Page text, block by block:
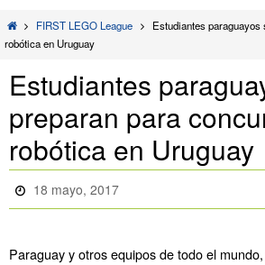
FIRST LEGO League
Estudiantes
robótica en Uruguay
Estudiantes
preparan para
robótica en Uruguay
18 mayo, 2017
Paraguay y otros equipos de todo el